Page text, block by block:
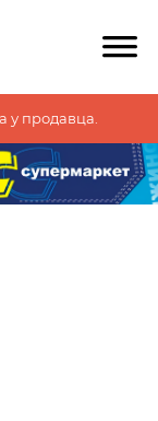
у продавца.